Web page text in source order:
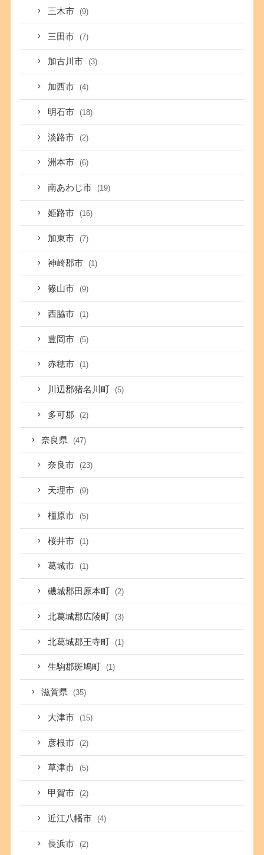
三木市 (9)
三田市 (7)
加古川市 (3)
加西市 (4)
明石市 (18)
淡路市 (2)
洲本市 (6)
南あわじ市 (19)
姫路市 (16)
加東市 (7)
神崎郡市 (1)
篠山市 (9)
西脇市 (1)
豊岡市 (5)
赤穂市 (1)
川辺郡猪名川町 (5)
多可郡 (2)
奈良県 (47)
奈良市 (23)
天理市 (9)
橿原市 (5)
桜井市 (1)
葛城市 (1)
磯城郡田原本町 (2)
北葛城郡広陵町 (3)
北葛城郡王寺町 (1)
生駒郡斑鳩町 (1)
滋賀県 (35)
大津市 (15)
彦根市 (2)
草津市 (5)
甲賀市 (2)
近江八幡市 (4)
長浜市 (2)